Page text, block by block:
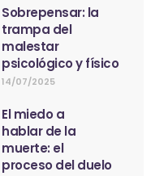
Sobrepensar: la
trampa del
malestar
psicológico y físico
14/07/2025
El miedo a
hablar de la
muerte: el
proceso del duelo